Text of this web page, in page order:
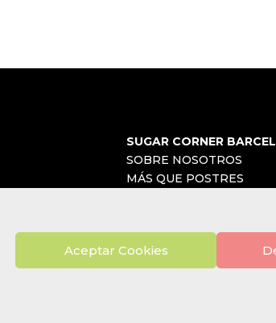
Aceptar Cookies
SUGAR CORNER
SOBRE NOSOTROS
MÁS QUE POSTRES